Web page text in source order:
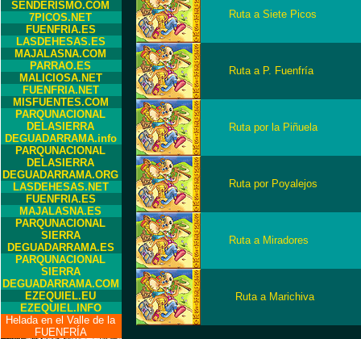
SENDERISMO.COM
7PICOS.NET
FUENFRIA.ES
LASDEHESAS.ES
MAJALASNA.COM
PARRAO.ES
MALICIOSA.NET
FUENFRIA.NET
MISFUENTES.COM
PARQUNACIONAL
DELASIERRA
DEGUADARRAMA.info
PARQUNACIONAL
DELASIERRA
DEGUADARRAMA.ORG
LASDEHESAS.NET
FUENFRIA.ES
MAJALASNA.ES
PARQUNACIONAL
SIERRA
DEGUADARRAMA.ES
PARQUNACIONAL
SIERRA
DEGUADARRAMA.COM
EZEQUIEL.EU
EZEQUIEL.INFO
Helada en el Valle de la
FUENFRÍA
Ruta a Siete Picos
Ruta a P. Fuenfría
Ruta por la Piñuela
Ruta por Poyalejos
Ruta a Miradores
Ruta a Marichiva